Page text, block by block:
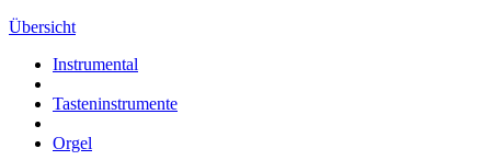
Übersicht
Instrumental
Tasteninstrumente
Orgel